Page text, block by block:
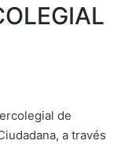
de
a través